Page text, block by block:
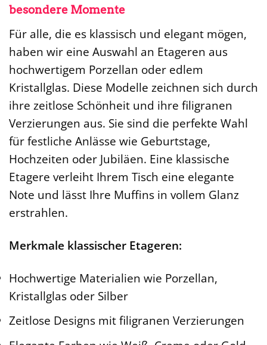
besondere Momente
Für alle, die es klassisch und elegant mögen,
haben wir eine Auswahl an Etageren aus
hochwertigem Porzellan oder edlem
Kristallglas. Diese Modelle zeichnen sich durch
ihre zeitlose Schönheit und ihre filigranen
Verzierungen aus. Sie sind die perfekte Wahl
für festliche Anlässe wie Geburtstage,
Hochzeiten oder Jubiläen. Eine klassische
Etagere verleiht Ihrem Tisch eine elegante
Note und lässt Ihre Muffins in vollem Glanz
erstrahlen.
Merkmale klassischer Etageren:
Hochwertige Materialien wie Porzellan,
Kristallglas oder Silber
Zeitlose Designs mit filigranen Verzierungen